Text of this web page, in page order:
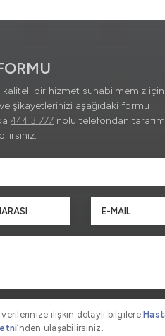
kaliteli bir hizmet sunabilmemiz
şikayetlerinizi aşağıdaki formu
444 3 777 nolu telefondan
ilişkin detaylı bilgilere
’nden ulaşabilirsiniz.